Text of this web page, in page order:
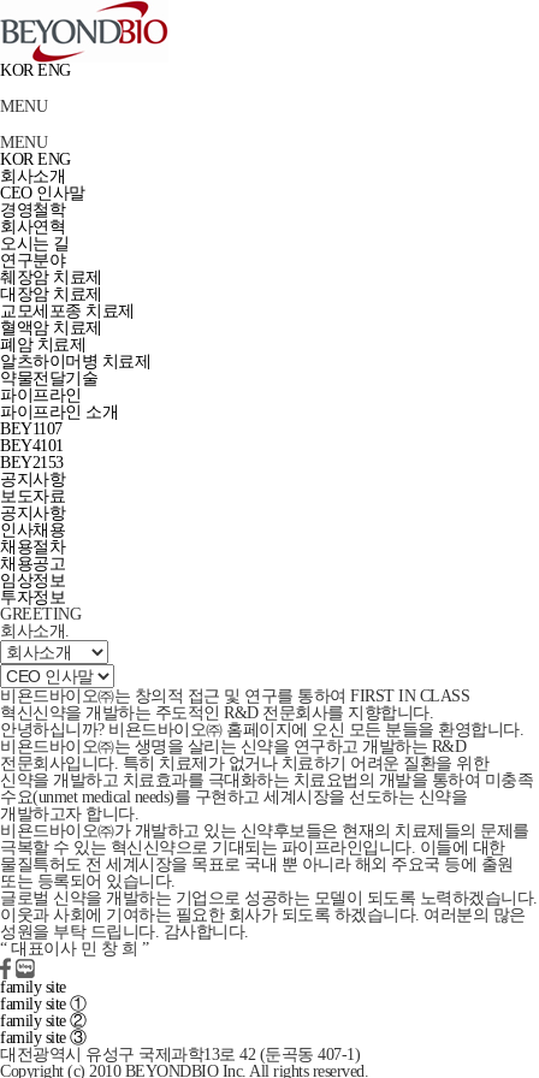
KOR ENG
MENU
MENU
KOR ENG
회사소개
CEO 인사말
경영철학
회사연혁
오시는 길
연구분야
췌장암 치료제
대장암 치료제
교모세포종 치료제
혈액암 치료제
폐암 치료제
알츠하이머병 치료제
약물전달기술
파이프라인
파이프라인 소개
BEY1107
BEY4101
BEY2153
공지사항
보도자료
공지사항
인사채용
채용절차
채용공고
임상정보
투자정보
GREETING
회사소개 .
비욘드바이오㈜는 창의적 접근 및 연구를 통하여 FIRST IN CLASS
혁신신약을 개발하는 주도적인 R&D 전문회사를 지향합니다.
안녕하십니까? 비욘드바이오㈜ 홈페이지에 오신 모든 분들을 환영합니다.
비욘드바이오㈜는 생명을 살리는 신약을 연구하고 개발하는 R&D
전문회사입니다. 특히 치료제가 없거나 치료하기 어려운 질환을 위한
신약을 개발하고 치료효과를 극대화하는 치료요법의 개발을 통하여 미충족
수요(unmet medical needs)를 구현하고 세계시장을 선도하는 신약을
개발하고자 합니다.
비욘드바이오㈜가 개발하고 있는 신약후보들은 현재의 치료제들의 문제를
극복할 수 있는 혁신신약으로 기대되는 파이프라인입니다. 이들에 대한
물질특허도 전 세계시장을 목표로 국내 뿐 아니라 해외 주요국 등에 출원
또는 등록되어 있습니다.
글로벌 신약을 개발하는 기업으로 성공하는 모델이 되도록 노력하겠습니다.
이웃과 사회에 기여하는 필요한 회사가 되도록 하겠습니다. 여러분의 많은
성원을 부탁 드립니다. 감사합니다.
“대표이사 민 창 희 ”
family site
family site ①
family site ②
family site ③
대전광역시 유성구 국제과학13로 42 (둔곡동 407-1)
Copyright (c) 2010 BEYONDBIO Inc. All rights reserved.